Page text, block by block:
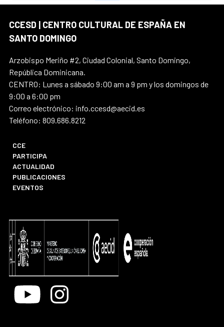
CCESD | CENTRO CULTURAL DE ESPAÑA EN
SANTO DOMINGO
Arzobispo Meriño #2, Ciudad Colonial, Santo Domingo,
República Dominicana.
CENTRO: Lunes a sábado 9:00 am a 9 pm y los domingos de
9:00 a 6:00 pm
Correo electrónico: info.ccesd@aecid.es
Teléfono: 809.686.8212
CCE
PARTICIPA
ACTUALIDAD
PUBLICACIONES
EVENTOS
Youtube Instagram